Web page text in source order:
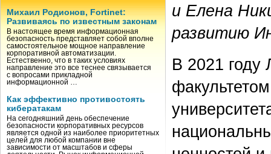
Михаил Родионов, Fortinet:
Развиваясь по известным законам
В настоящее время информационная
безопасность представляет собой вполне
самостоятельное мощное направление
корпоративной автоматизации.
Естественно, что в таких условиях
направление это все теснее связывается
с вопросами прикладной
информационной …
Как эффективно противостоять
кибератакам
На сегодняшний день обеспечение
безопасности корпоративных ресурсов
является одной из наиболее приоритетных
целей для любой компании вне
зависимости от масштабов и сферы
и Елена
развитию
В 2021 году